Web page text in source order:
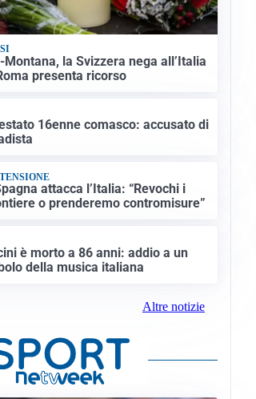
la Svizzera nega all’Italia
presenta ricorso
16enne comasco: accusato di
attacca l’Italia: “Revochi i
o prenderemo contromisure”
è morto a 86 anni: addio a un
della musica italiana
Altre notizie